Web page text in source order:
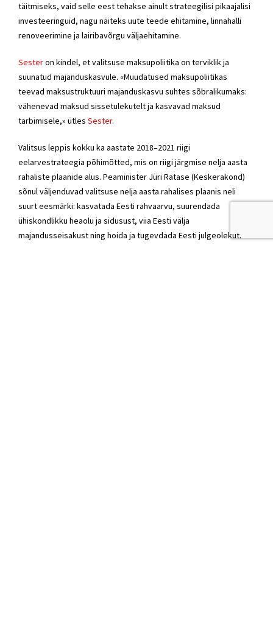
täitmiseks, vaid selle eest tehakse ainult strateegilisi pikaajalisi
investeeringuid, nagu näiteks uute teede ehitamine, linnahalli
renoveerimine ja lairibavõrgu väljaehitamine.
Sesteron kindel, et valitsuse maksupoliitika on terviklik ja
suunatud majanduskasvule. «Muudatused maksupoliitikas
teevad maksustruktuuri majanduskasvu suhtes sõbralikumaks:
vähenevad maksud sissetulekutelt ja kasvavad maksud
tarbimisele,» ütles Sester.
Valitsus leppis kokku ka aastate 2018–2021 riigi
eelarvestrateegia põhimõtted, mis on riigi järgmise nelja aasta
rahaliste plaanide alus. Peaminister Jüri Ratase (Keskerakond)
sõnul väljenduvad valitsuse nelja aasta rahalises plaanis neli
suurt eesmärki: kasvatada Eesti rahvaarvu, suurendada
ühiskondlikku heaolu ja sidusust, viia Eesti välja
majandusseisakust ning hoida ja tugevdada Eesti julgeolekut.